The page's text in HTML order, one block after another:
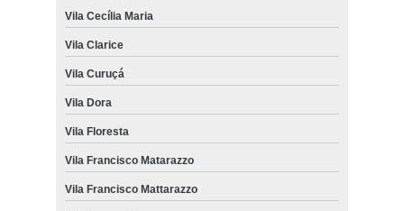
Vila Cecília Maria
Vila Clarice
Vila Curuçá
Vila Dora
Vila Floresta
Vila Francisco Matarazzo
Vila Francisco Mattarazzo